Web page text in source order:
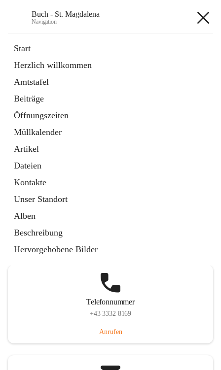
Buch - St. Magdalena
Navigation
Start
Herzlich willkommen
Amtstafel
Beiträge
Öffnungszeiten
Müllkalender
Artikel
Dateien
Kontakte
Unser Standort
Alben
Beschreibung
Hervorgehobene Bilder
11 Schnellzugriffe
Bürgerservice
10 Schnellzugriffe
Telefonnummer
+43 3332 8169
Anrufen